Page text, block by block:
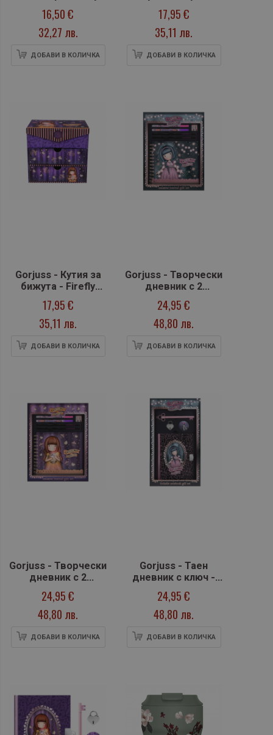
Dawn
16,50 €
32,27 лв.
ДОБАВИ В КОЛИЧКА
17,95 €
35,11 лв.
ДОБАВИ В КОЛИЧКА
Gorjuss - Кутия за
бижута - Firefly
Dawn
17,95 €
35,11 лв.
ДОБАВИ В КОЛИЧКА
Gorjuss - Творчески
дневник с 2
химикалки, два
молива и острилка
- Fairy Dusk
24,95 €
48,80 лв.
ДОБАВИ В КОЛИЧКА
Gorjuss - Творчески
дневник с 2
химикалки, два
молива и острилка
- Firefly Dawn
24,95 €
48,80 лв.
ДОБАВИ В КОЛИЧКА
Gorjuss - Таен
дневник с ключ -
Fairy Dusk
24,95 €
48,80 лв.
ДОБАВИ В КОЛИЧКА